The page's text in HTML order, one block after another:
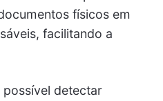
físicos em
facilitando a
possível detectar